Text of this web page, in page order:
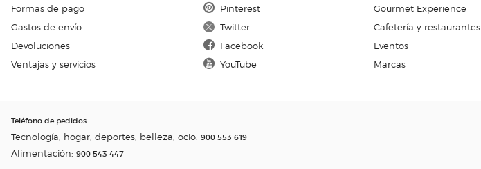
Formas de pago
Gastos de envío
Devoluciones
Ventajas y servicios
Pinterest
Twitter
Facebook
YouTube
Gourmet Experience
Cafetería y restaurantes
Eventos
Marcas
Teléfono de pedidos:
Tecnología, hogar, deportes, belleza, ocio: 900 553 619
Alimentación: 900 543 447